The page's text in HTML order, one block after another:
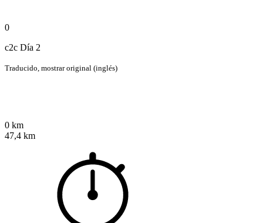
0
c2c Día 2
Traducido, mostrar original (inglés)
0 km
47,4 km